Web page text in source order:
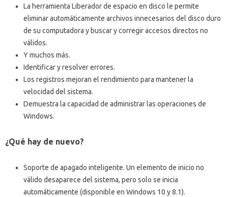
La herramienta Liberador de espacio en disco le permite
eliminar automáticamente archivos innecesarios del disco duro
de su computadora y buscar y corregir accesos directos no
válidos.
Y muchos más.
Identificar y resolver errores.
Los registros mejoran el rendimiento para mantener la
velocidad del sistema.
Demuestra la capacidad de administrar las operaciones de
Windows.
¿Qué hay de nuevo?
Soporte de apagado inteligente. Un elemento de inicio no
válido desaparece del sistema, pero solo se inicia
automáticamente (disponible en Windows 10 y 8.1).